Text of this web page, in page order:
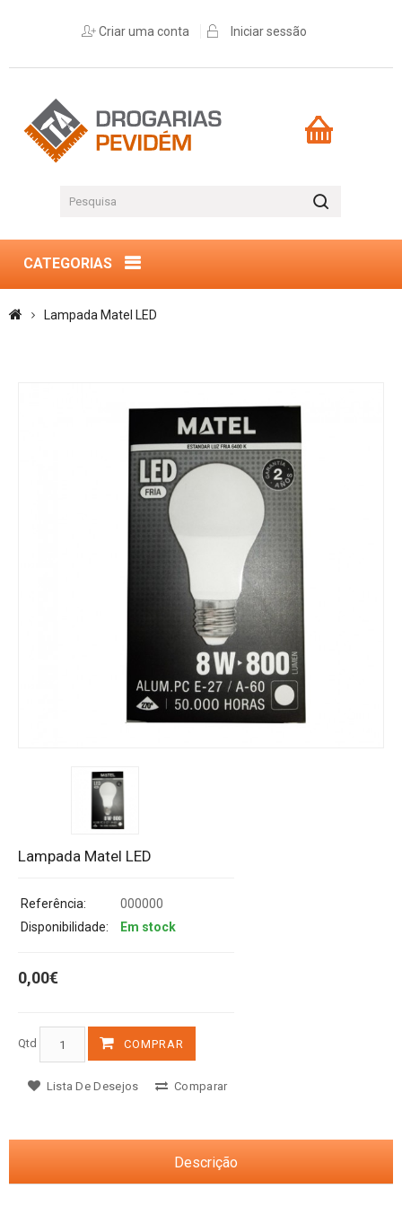
Criar uma conta Iniciar sessão
CATEGORIAS
Lampada Matel LED
Lampada Matel LED
Referência:
000000
Disponibilidade:
Em stock
0,00€
Qtd COMPRAR
Lista De Desejos Comparar
Descrição